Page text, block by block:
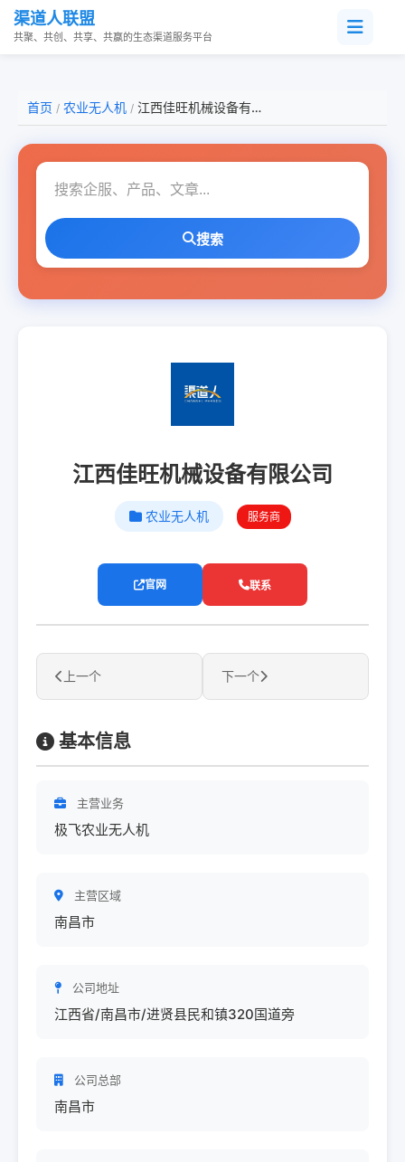
渠道人联盟
共聚、共创、共享、共赢的生态渠道服务平台
首页 / 农业无人机 / 江西佳旺机械设备有限公司
搜索
江西佳旺机械设备有限公司
农业无人机 服务商
官网 联系
上一个 下一个
基本信息
主营业务
极飞农业无人机
主营区域
南昌市
公司地址
江西省/南昌市/进贤县民和镇320国道旁
公司总部
南昌市